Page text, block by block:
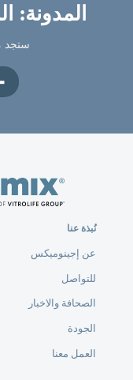
ستجد
نُبذة عنا
عن إجينوميكس
للتواصل
الصحافة والاخبار
الجودة
العمل معنا